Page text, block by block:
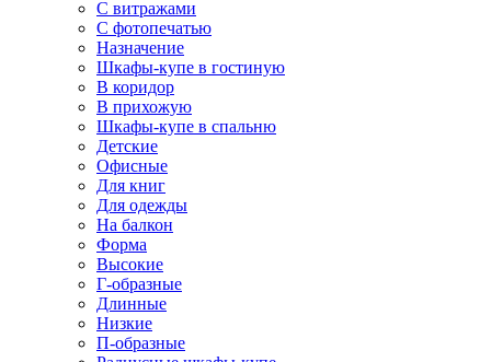
С витражами
С фотопечатью
Назначение
Шкафы-купе в гостиную
В коридор
В прихожую
Шкафы-купе в спальню
Детские
Офисные
Для книг
Для одежды
На балкон
Форма
Высокие
Г-образные
Длинные
Низкие
П-образные